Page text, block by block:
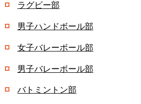
ラグビー部
男子ハンドボール部
女子バレーボール部
男子バレーボール部
バトミントン部